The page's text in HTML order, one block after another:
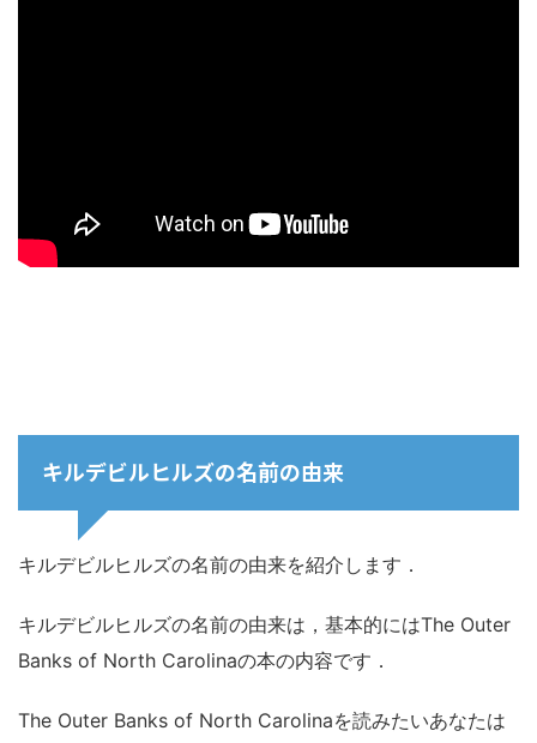
キルデビルヒルズの名前の由来
キルデビルヒルズの名前の由来を紹介します．
キルデビルヒルズの名前の由来は，基本的にはThe Outer
Banks of North Carolinaの本の内容です．
The Outer Banks of North Carolinaを読みたいあなたは